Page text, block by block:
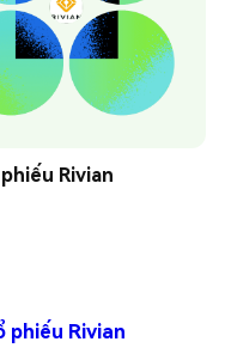
Rivian
phiếu Rivian